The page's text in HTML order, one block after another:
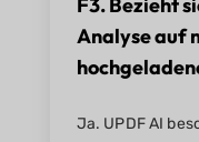
Analyse auf
Ja. UPDF AI